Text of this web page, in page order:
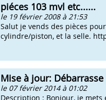
piéces 103 mvl etc......
le 19 février 2008 à 21:53
Salut je vends des pièces
cylindre/piston, et la selle.
Mise à jour:
le 07 février 2014 à 01:02
Description : Bonjour, je mets